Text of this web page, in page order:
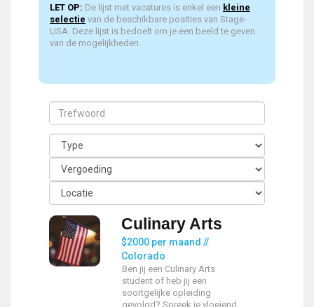
LET OP: De lijst met vacatures is enkel een kleine
selectie van de beschikbare posities van Stage-
USA. Deze lijst is bedoelt om je een beeld te geven
van de mogelijkheden.
Culinary Arts
$2000 per maand //
Colorado
Ben jij een Culinary Arts
student of heb jij een
soortgelijke opleiding
gevolgd? Spreek je vloeiend